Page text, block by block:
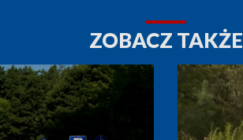
ZOBACZ TAKŻE